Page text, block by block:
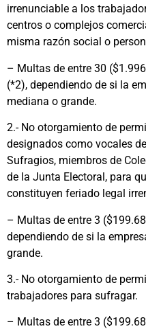
irrenunciable a los
centros o complejos
misma razón social o
– Multas de entre 30
(*2), dependiendo de si la
mediana o grande.
2.- No otorgamiento de
designados como vocales
Sufragios, miembros de
de la Junta Electoral, para
constituyen feriado legal
– Multas de entre 3
dependiendo de si la
grande.
3.- No otorgamiento de
trabajadores para sufragar.
– Multas de entre 3